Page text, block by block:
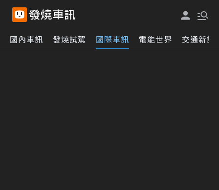
國內車訊 發燒試駕 國際車訊 電能世界 交通新訊